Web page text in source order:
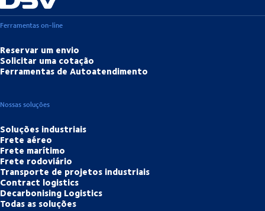
Ferramentas on-line
Reservar um envio
Solicitar uma cotação
Ferramentas de Autoatendimento
Nossas soluções
Soluções industriais
Frete aéreo
Frete marítimo
Frete rodoviário
Transporte de projetos industriais
Contract logistics
Decarbonising Logistics
Todas as soluções